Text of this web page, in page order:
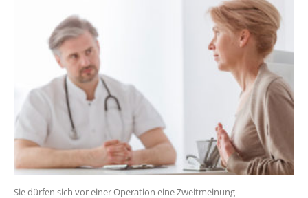
Sie dürfen sich vor einer Operation eine Zweitmeinung